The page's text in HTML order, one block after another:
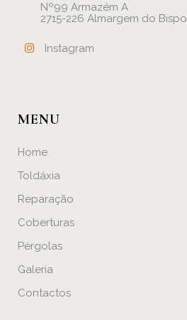
Nº99 Armazém A
2715-226 Almargem do Bispo
Instagram
MENU
Home
Toldáxia
Reparação
Coberturas
Pérgolas
Galeria
Contactos